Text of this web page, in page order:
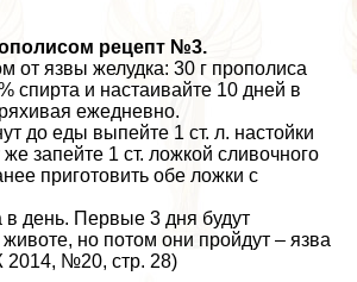
рецепт №3.
от язвы желудка: 30 г прополиса
спирта и настаивайте 10 дней в
ежедневно.
до еды выпейте 1 ст. л. настойки
запейте 1 ст. ложкой сливочного
приготовить обе ложки с
в день. Первые 3 дня будут
но потом они пройдут – язва
2014, №20, стр. 28)